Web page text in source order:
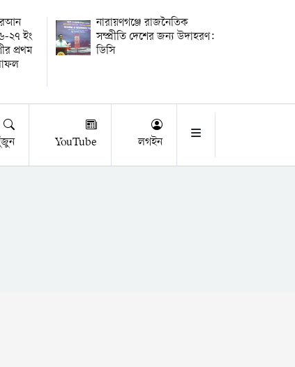
২৭ ইং
প্রথম
নারায়ণগঞ্জে রাজনৈতিক
সম্প্রীতি দেশের জন্য উদাহরণ:
ডিসি
YouTube লগইন